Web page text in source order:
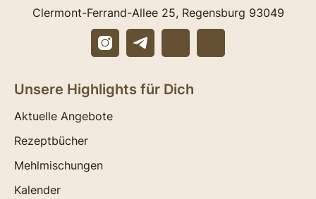
Clermont-Ferrand-Allee 25, Regensburg 93049
Unsere Highlights für Dich
Aktuelle Angebote
Rezeptbücher
Mehlmischungen
Kalender